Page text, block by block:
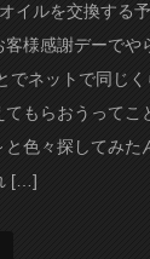
イルを交換する
客様感謝デーでや
でネットで同じ
もらおうってこ
と色々探してみた
[…]